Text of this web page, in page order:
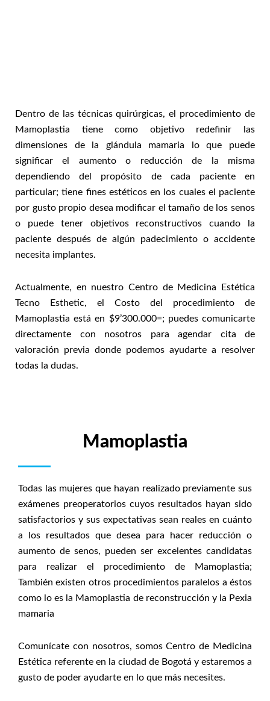
Dentro de las técnicas quirúrgicas, el procedimiento de
Mamoplastia tiene como objetivo redefinir las
dimensiones de la glándula mamaria lo que puede
significar el aumento o reducción de la misma
dependiendo del propósito de cada paciente en
particular; tiene fines estéticos en los cuales el paciente
por gusto propio desea modificar el tamaño de los senos
o puede tener objetivos reconstructivos cuando la
paciente después de algún padecimiento o accidente
necesita implantes.
Actualmente, en nuestro Centro de Medicina Estética
Tecno Esthetic, el Costo del procedimiento de
Mamoplastia está en $9’300.000=; puedes comunicarte
directamente con nosotros para agendar cita de
valoración previa donde podemos ayudarte a resolver
todas la dudas.
Mamoplastia
Todas las mujeres que hayan realizado previamente sus
exámenes preoperatorios cuyos resultados hayan sido
satisfactorios y sus expectativas sean reales en cuánto
a los resultados que desea para hacer reducción o
aumento de senos, pueden ser excelentes candidatas
para realizar el procedimiento de Mamoplastia;
También existen otros procedimientos paralelos a éstos
como lo es la Mamoplastia de reconstrucción y la Pexia
mamaria
Comunícate con nosotros, somos Centro de Medicina
Estética referente en la ciudad de Bogotá y estaremos a
gusto de poder ayudarte en lo que más necesites.